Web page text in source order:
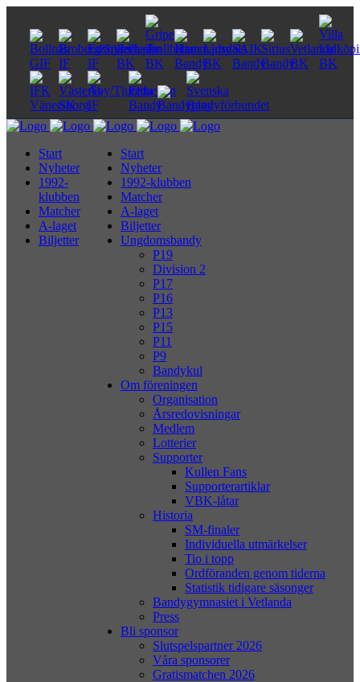
Start
Nyheter
1992-klubben
Matcher
A-laget
Biljetter
Ungdomsbandy
P19
Division 2
P17
P16
P13
P15
P11
P9
Bandykul
Om föreningen
Organisation
Årsredovisningar
Medlem
Lotterier
Supporter
Kullen Fans
Supporterartiklar
VBK-låtar
Historia
SM-finaler
Individuella utmärkelser
Tio i topp
Ordföranden genom tiderna
Statistik tidigare säsonger
Bandygymnasiet i Vetlanda
Press
Bli sponsor
Slutspelspartner 2026
Våra sponsorer
Gratismatchen 2026
Start
Nyheter
1992-
klubben
Matcher
A-laget
Biljetter